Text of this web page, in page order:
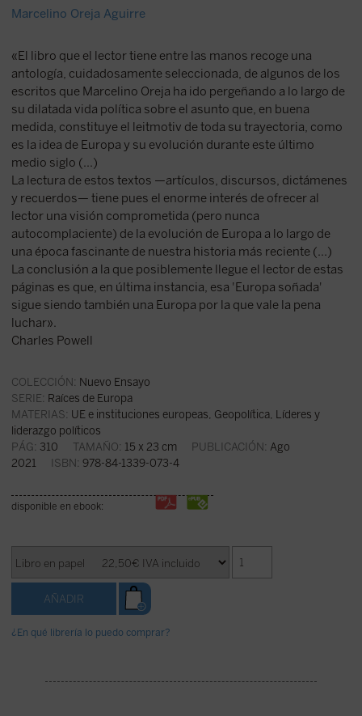
Marcelino Oreja Aguirre
«El libro que el lector tiene entre las manos recoge una
antología, cuidadosamente seleccionada, de algunos de los
escritos que Marcelino Oreja ha ido pergeñando a lo largo de
su dilatada vida política sobre el asunto que, en buena
medida, constituye el leitmotiv de toda su trayectoria, como
es la idea de Europa y su evolución durante este último
medio siglo (...)
La lectura de estos textos —artículos, discursos, dictámenes
y recuerdos— tiene pues el enorme interés de ofrecer al
lector una visión comprometida (pero nunca
autocomplaciente) de la evolución de Europa a lo largo de
una época fascinante de nuestra historia más reciente (...)
La conclusión a la que posiblemente llegue el lector de estas
páginas es que, en última instancia, esa 'Europa soñada'
sigue siendo también una Europa por la que vale la pena
luchar».
Charles Powell
COLECCIÓN: Nuevo Ensayo
SERIE: Raíces de Europa
MATERIAS: UE e instituciones europeas, Geopolítica, Líderes y
liderazgo políticos
PÁG: 310 TAMAÑO: 15 x 23 cm PUBLICACIÓN: Ago
2021 ISBN: 978-84-1339-073-4
disponible en ebook:
¿En qué librería lo puedo comprar?